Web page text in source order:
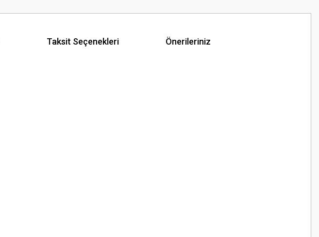
Taksit Seçenekleri Önerileriniz